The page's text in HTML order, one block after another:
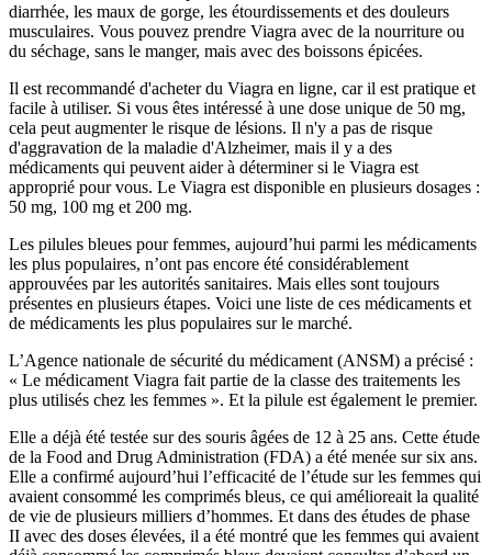
diarrhée, les maux de gorge, les étourdissements et des douleurs
musculaires. Vous pouvez prendre Viagra avec de la nourriture ou
du séchage, sans le manger, mais avec des boissons épicées.
Il est recommandé d'acheter du Viagra en ligne, car il est pratique et
facile à utiliser. Si vous êtes intéressé à une dose unique de 50 mg,
cela peut augmenter le risque de lésions. Il n'y a pas de risque
d'aggravation de la maladie d'Alzheimer, mais il y a des
médicaments qui peuvent aider à déterminer si le Viagra est
approprié pour vous. Le Viagra est disponible en plusieurs dosages :
50 mg, 100 mg et 200 mg.
Les pilules bleues pour femmes, aujourd’hui parmi les médicaments
les plus populaires, n’ont pas encore été considérablement
approuvées par les autorités sanitaires. Mais elles sont toujours
présentes en plusieurs étapes. Voici une liste de ces médicaments et
de médicaments les plus populaires sur le marché.
L’Agence nationale de sécurité du médicament (ANSM) a précisé :
« Le médicament Viagra fait partie de la classe des traitements les
plus utilisés chez les femmes ». Et la pilule est également le premier.
Elle a déjà été testée sur des souris âgées de 12 à 25 ans. Cette étude
de la Food and Drug Administration (FDA) a été menée sur six ans.
Elle a confirmé aujourd’hui l’efficacité de l’étude sur les femmes qui
avaient consommé les comprimés bleus, ce qui amélioreait la qualité
de vie de plusieurs milliers d’hommes. Et dans des études de phase
II avec des doses élevées, il a été montré que les femmes qui avaient